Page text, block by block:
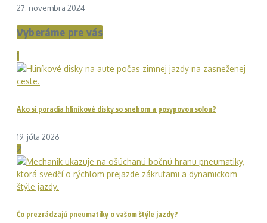
27. novembra 2024
Vyberáme pre vás
1
Ako si poradia hliníkové disky so snehom a posypovou soľou?
19. júla 2026
2
Čo prezrádzajú pneumatiky o vašom štýle jazdy?